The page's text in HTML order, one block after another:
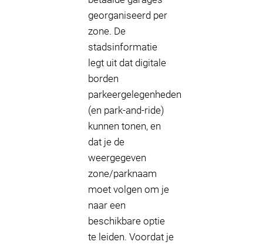
georganiseerd per
zone. De
stadsinformatie
legt uit dat digitale
borden
parkeergelegenheden
(en park-and-ride)
kunnen tonen, en
dat je de
weergegeven
zone/parknaam
moet volgen om je
naar een
beschikbare optie
te leiden. Voordat je